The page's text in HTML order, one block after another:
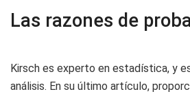
Las razones de
Kirsch es experto en estadística, y
análisis. En su último artículo,